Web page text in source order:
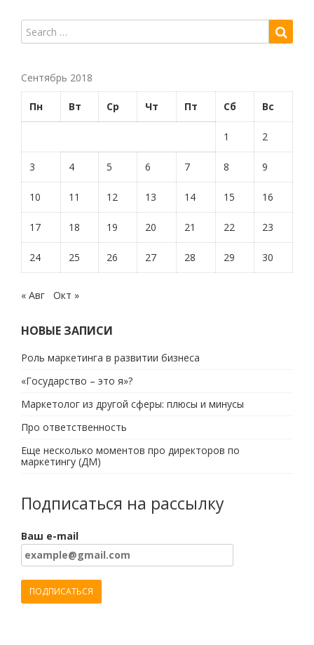
Сентябрь 2018
Пн Вт Ср Чт Пт Сб Вс
1 2
3 4 5 6 7 8 9
10 11 12 13 14 15 16
17 18 19 20 21 22 23
24 25 26 27 28 29 30
« Авг Окт »
НОВЫЕ ЗАПИСИ
Роль маркетинга в развитии бизнеса
«Государство – это я»?
Маркетолог из другой сферы: плюсы и минусы
Про ответственность
Еще несколько моментов про директоров по
маркетингу (ДМ)
Подписаться на рассылку
Ваш e-mail